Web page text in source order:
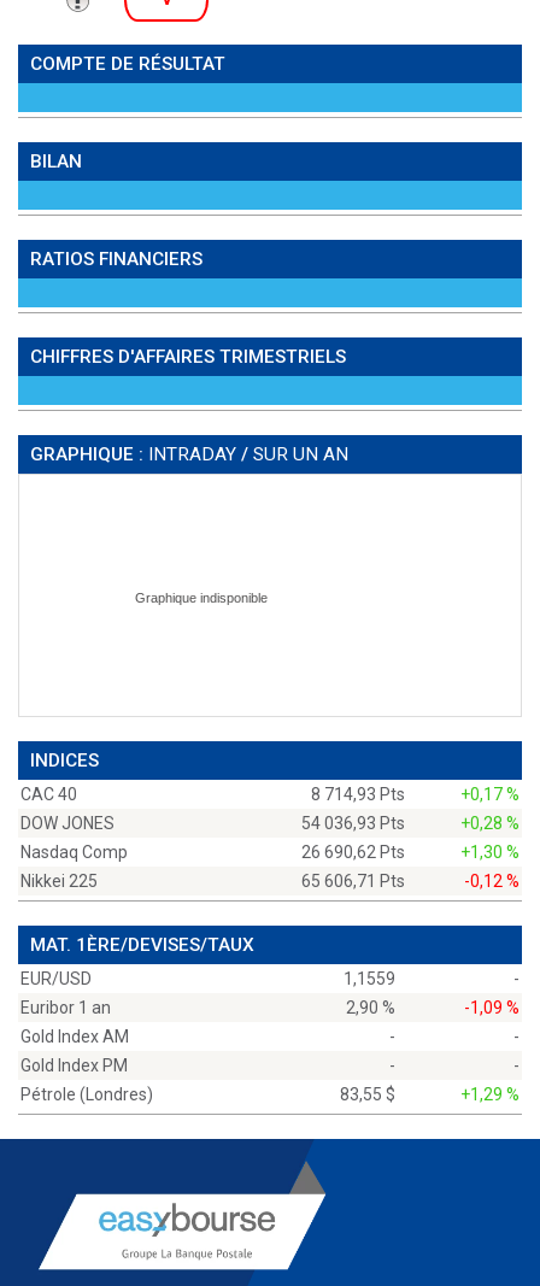
COMPTE DE RÉSULTAT
BILAN
RATIOS FINANCIERS
CHIFFRES D'AFFAIRES TRIMESTRIELS
GRAPHIQUE : INTRADAY / SUR UN AN
INDICES
CAC 40 8 714,93 Pts
+0,17 %
DOW JONES
54 036,93 Pts
+0,28 %
Nasdaq Comp
26 690,62 Pts
+1,30 %
Nikkei 225
65 606,71 Pts -0,12 %
MAT. 1ÈRE/DEVISES/TAUX
EUR/USD 1,1559
-
Euribor 1 an
2,90 %
-1,09 %
Gold Index AM
-
-
Gold Index PM
-
-
Pétrole (Londres)
83,55 $ +1,29 %